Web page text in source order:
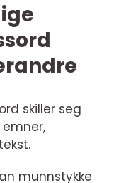
skiller seg
munnstykke